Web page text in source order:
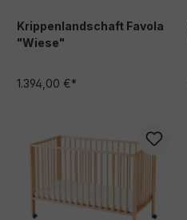
Krippenlandschaft Favola
"Wiese"
1.394,00 €*